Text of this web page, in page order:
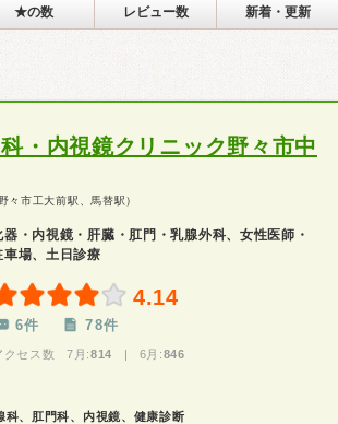
★の数 レビュー数 新着・更新
・内視鏡クリニック野々市中
々市工大前駅、馬替駅）
・内視鏡・肝臓・肛門・乳腺外科、女性医師・
場、土日診療
4.14
6件 78件
クセス数 7月:814 | 6月:846
科、肛門科、内視鏡、健康診断